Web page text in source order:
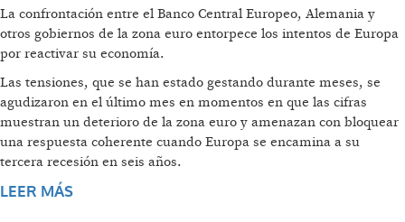
La confrontación entre el Banco Central Europeo, Alemania y
otros gobiernos de la zona euro entorpece los intentos de Europa
por reactivar su economía.
Las tensiones, que se han estado gestando durante meses, se
agudizaron en el último mes en momentos en que las cifras
muestran un deterioro de la zona euro y amenazan con bloquear
una respuesta coherente cuando Europa se encamina a su
tercera recesión en seis años.
LEER MÁS